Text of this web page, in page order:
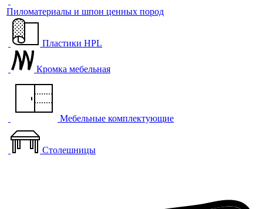
Пиломатериалы и шпон ценных пород
Пластики HPL
Кромка мебельная
Мебельные комплектующие
Столешницы